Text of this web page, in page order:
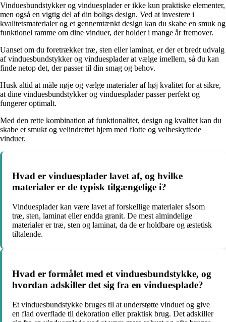
Vinduesbundstykker og vinduesplader er ikke kun praktiske elementer,
men også en vigtig del af din boligs design. Ved at investere i
kvalitetsmaterialer og et gennemtænkt design kan du skabe en smuk og
funktionel ramme om dine vinduer, der holder i mange år fremover.
Uanset om du foretrækker træ, sten eller laminat, er der et bredt udvalg
af vinduesbundstykker og vinduesplader at vælge imellem, så du kan
finde netop det, der passer til din smag og behov.
Husk altid at måle nøje og vælge materialer af høj kvalitet for at sikre,
at dine vinduesbundstykker og vinduesplader passer perfekt og
fungerer optimalt.
Med den rette kombination af funktionalitet, design og kvalitet kan du
skabe et smukt og velindrettet hjem med flotte og velbeskyttede
vinduer.
Hvad er vinduesplader lavet af, og hvilke
materialer er de typisk tilgængelige i?
Vinduesplader kan være lavet af forskellige materialer såsom
træ, sten, laminat eller endda granit. De mest almindelige
materialer er træ, sten og laminat, da de er holdbare og æstetisk
tiltalende.
Hvad er formålet med et vinduesbundstykke, og
hvordan adskiller det sig fra en vinduesplade?
Et vinduesbundstykke bruges til at understøtte vinduet og give
en flad overflade til dekoration eller praktisk brug. Det adskiller